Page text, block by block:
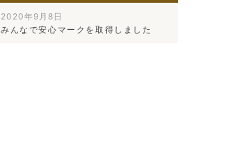
2020年9月8日
みんなで安心マークを取得しました